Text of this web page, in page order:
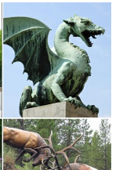
арт.
в нашем
на
50podarkov.ru
в
как
года-Москве.